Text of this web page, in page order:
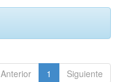
Anterior 1 Siguiente